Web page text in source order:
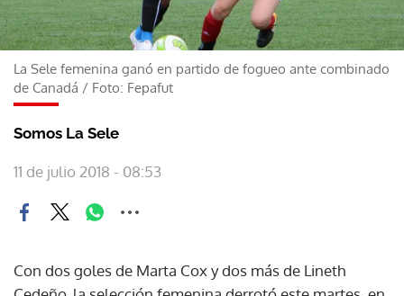
La Sele femenina ganó en partido de fogueo ante combinado
de Canadá / Foto: Fepafut
Somos La Sele
11 de julio 2018 - 08:53
Con dos goles de Marta Cox y dos más de Lineth